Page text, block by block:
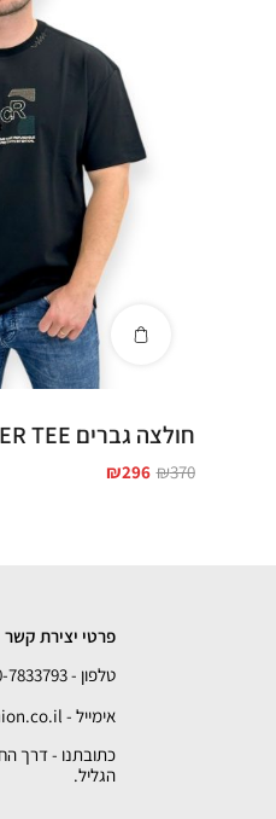
חולצה גברים CRAISER TEE
₪370
₪296
פרטי יצירת קשר
טלפון - 050-7833793
אימייל - info@zico-fashion.co.il
הגליל.